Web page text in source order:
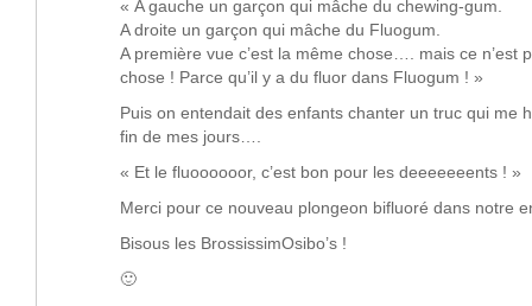
« A gauche un garçon qui mâche du chewing-gum.
A droite un garçon qui mâche du Fluogum.
A première vue c’est la même chose…. mais ce n’est
chose ! Parce qu’il y a du fluor dans Fluogum ! »
Puis on entendait des enfants chanter un truc qui me
fin de mes jours….
« Et le fluoooooor, c’est bon pour les deeeeeeents ! »
Merci pour ce nouveau plongeon bifluoré dans notre
Bisous les BrossissimOsibo’s !
🙂